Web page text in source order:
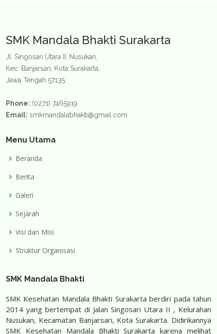
SMK Mandala Bhakti Surakarta
Jl. Singosari Utara II, Nusukan,
Kec. Banjarsari, Kota Surakarta,
Jawa Tengah 57135
Phone: (0271) 7465919
Email: smkmandalabhakti@gmail.com
Menu Utama
Beranda
Berita
Galeri
Sejarah
Visi dan Misi
Struktur Organisasi
SMK Mandala Bhakti
SMK Kesehatan Mandala Bhakti Surakarta berdiri pada tahun
2014 yang bertempat di Jalan Singosari Utara II , Kelurahan
Nusukan, Kecamatan Banjarsari, Kota Surakarta. Didirikannya
SMK Kesehatan Mandala Bhakti Surakarta karena melihat